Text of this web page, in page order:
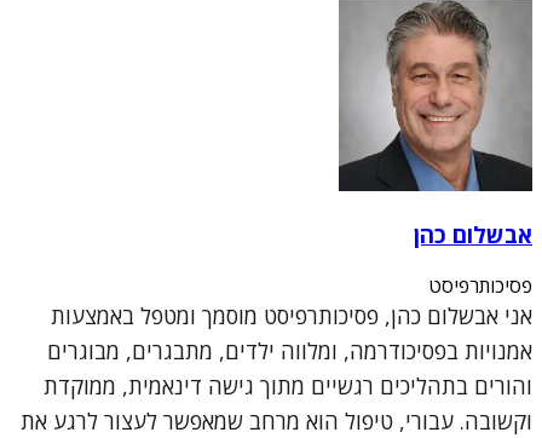
אבשלום כהן
פסיכותרפיסט
אני אבשלום כהן, פסיכותרפיסט מוסמך ומטפל באמצעות
אמנויות בפסיכודרמה, ומלווה ילדים, מתבגרים, מבוגרים
והורים בתהליכים רגשיים מתוך גישה דינאמית, ממוקדת
וקשובה. עבורי, טיפול הוא מרחב שמאפשר לעצור לרגע את